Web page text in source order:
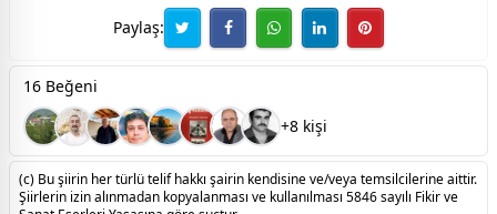
Paylaş:
16 Beğeni
+8 kişi
(c) Bu şiirin her türlü telif hakkı şairin kendisine ve/veya temsilcilerine aittir.
Şiirlerin izin alınmadan kopyalanması ve kullanılması 5846 sayılı Fikir ve